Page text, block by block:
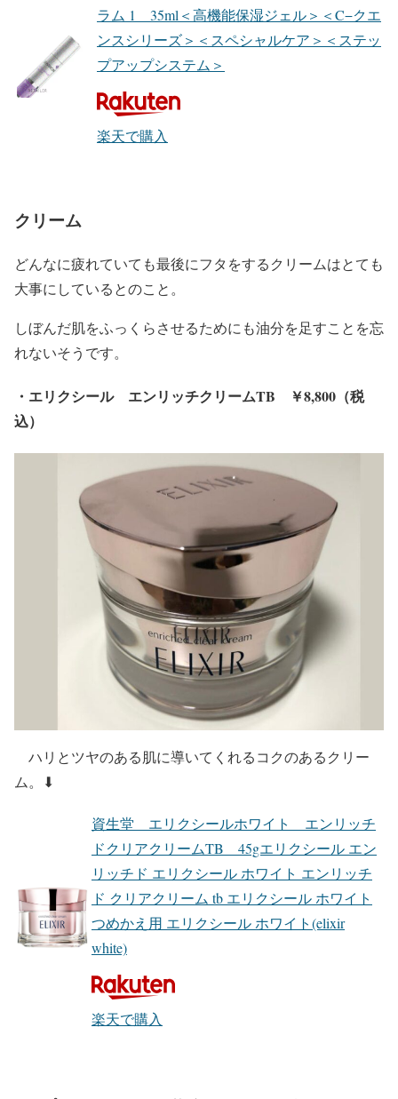
ラム 1 35ml＜高機能保湿ジェル＞＜C−クエ
ンスシリーズ＞＜スペシャルケア＞＜ステッ
プアップシステム＞
楽天で購入
クリーム
どんなに疲れていても最後にフタをするクリームはとても
大事にしているとのこと。
しぼんだ肌をふっくらさせるためにも油分を足すことを忘
れないそうです。
・エリクシール エンリッチクリームTB ￥8,800（税
込）
ハリとツヤのある肌に導いてくれるコクのあるクリー
ム。⬇︎
資生堂 エリクシールホワイト エンリッチ
ドクリアクリームTB 45gエリクシール エン
リッチド エリクシール ホワイト エンリッチ
ド クリアクリーム tb エリクシール ホワイト
つめかえ用 エリクシール ホワイト(elixir
white)
楽天で購入